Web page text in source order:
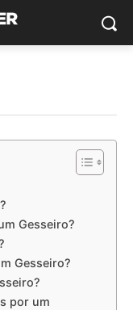
Gesseiro?
Gesseiro?
por um